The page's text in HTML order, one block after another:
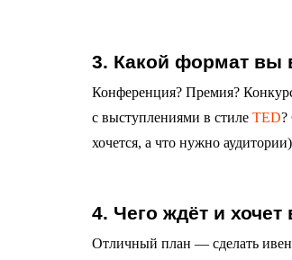
3. Какой формат вы
Конференция? Премия?
с выступлениями в стиле TED?
хочется, а что нужно
4. Чего ждёт и
Отличный план — сделать